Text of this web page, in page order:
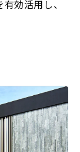
効活用し、